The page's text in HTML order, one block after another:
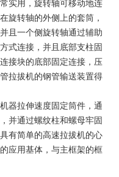
用，旋转轴可移动地连
旋转轴的外侧上的套筒，
且一个侧旋转轴通过辅助
式连接，并且底部支柱固
接块的底部固定连接，压
拉拔机的钢管输送装置得
拉伸速度固定筒件，通
并通过螺纹柱和螺母牢固
有简单的高速拉拔机的心
应用基体，与主框架的框